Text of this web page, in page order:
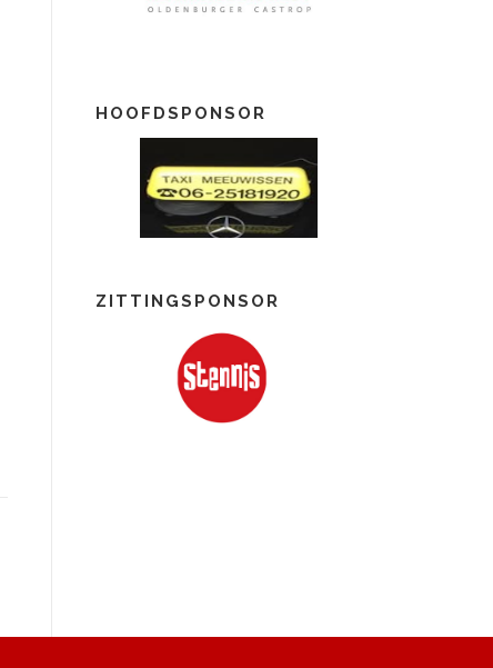
HOOFDSPONSOR
ZITTINGSPONSOR